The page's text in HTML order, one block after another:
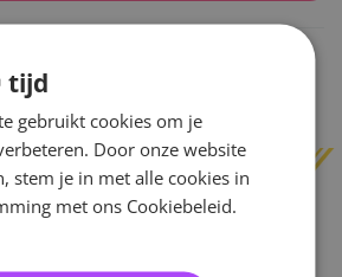
binnen 2 werkdagen
tijd
gebruikt cookies om je
Door onze website
stem je in met alle cookies in
met ons Cookiebeleid.